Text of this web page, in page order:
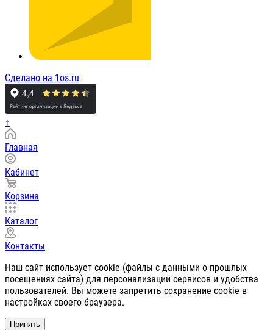
Сделано на 1os.ru
↑
Главная
Кабинет
Корзина
Каталог
Контакты
Наш сайт использует cookie (файлы с данными о прошлых
посещениях сайта) для персонализации сервисов и удобства
пользователей. Вы можете запретить сохранение cookie в
настройках своего браузера.
Принять